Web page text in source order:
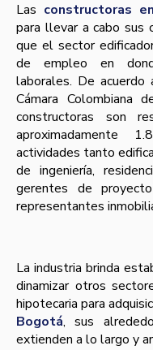
Las constructoras
para llevar a cabo sus
que el sector
de empleo en
laborales. De
Cámara Colombiana
constructoras son
aproximadamente
actividades tanto
de ingeniería,
gerentes de
representantes
La industria brinda
dinamizar otros
hipotecaria para
Bogotá, sus
extienden a lo largo y